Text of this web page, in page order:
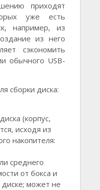
приходят
уже есть
например, из
из него
сэкономить
обычного USB-
сборки диска:
(корпус,
исходя из
накопителя:
среднего
от бокса и
может не